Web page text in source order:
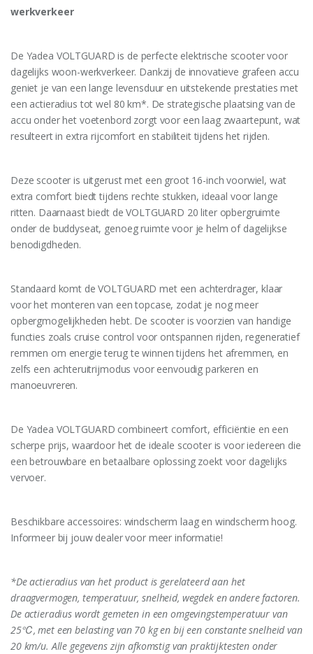
werkverkeer
De Yadea VOLTGUARD is de perfecte elektrische scooter voor
dagelijks woon-werkverkeer. Dankzij de innovatieve grafeen accu
geniet je van een lange levensduur en uitstekende prestaties met
een actieradius tot wel 80 km*. De strategische plaatsing van de
accu onder het voetenbord zorgt voor een laag zwaartepunt, wat
resulteert in extra rijcomfort en stabiliteit tijdens het rijden.
Deze scooter is uitgerust met een groot 16-inch voorwiel, wat
extra comfort biedt tijdens rechte stukken, ideaal voor lange
ritten. Daarnaast biedt de VOLTGUARD 20 liter opbergruimte
onder de buddyseat, genoeg ruimte voor je helm of dagelijkse
benodigdheden.
Standaard komt de VOLTGUARD met een achterdrager, klaar
voor het monteren van een topcase, zodat je nog meer
opbergmogelijkheden hebt. De scooter is voorzien van handige
functies zoals cruise control voor ontspannen rijden, regeneratief
remmen om energie terug te winnen tijdens het afremmen, en
zelfs een achteruitrijmodus voor eenvoudig parkeren en
manoeuvreren.
De Yadea VOLTGUARD combineert comfort, efficiëntie en een
scherpe prijs, waardoor het de ideale scooter is voor iedereen die
een betrouwbare en betaalbare oplossing zoekt voor dagelijks
vervoer.
Beschikbare accessoires: windscherm laag en windscherm hoog.
Informeer bij jouw dealer voor meer informatie!
*De actieradius van het product is gerelateerd aan het
draagvermogen, temperatuur, snelheid, wegdek en andere factoren.
De actieradius wordt gemeten in een omgevingstemperatuur van
25℃, met een belasting van 70 kg en bij een constante snelheid van
20 km/u. Alle gegevens zijn afkomstig van praktijktesten onder